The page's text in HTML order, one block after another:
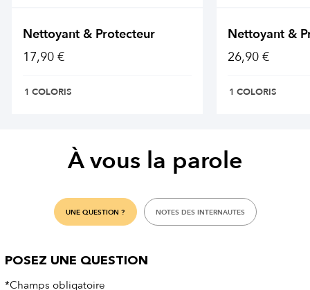
Nettoyant & Protecteur
17,90 €
1 COLORIS
Nettoyant &
26,90 €
1 COLORIS
À vous la parole
UNE QUESTION ? NOTES DES INTERNAUTES
POSEZ UNE QUESTION
*Champs obligatoire